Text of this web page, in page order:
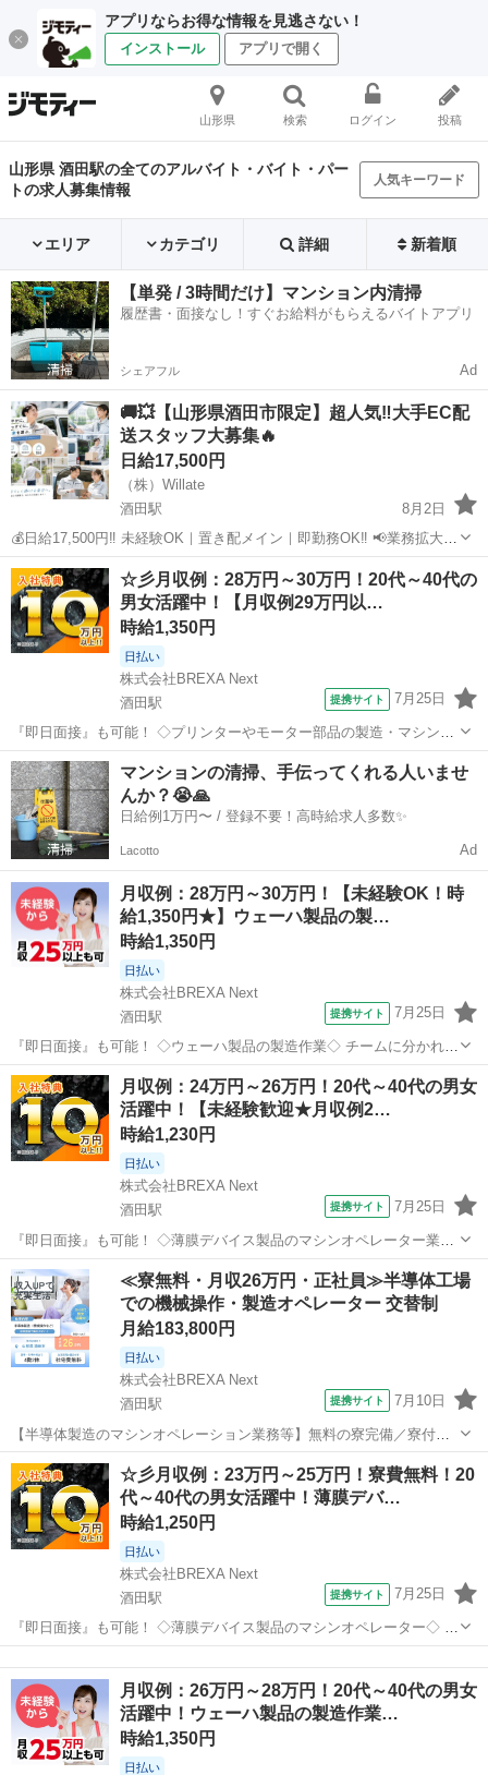
アプリならお得な情報を見逃さない！
インストール アプリで開く
山形県 検索 ログイン 投稿
山形県 酒田駅の全てのアルバイト・バイト・パー
トの求人募集情報
人気キーワード
エリア カテゴリ 詳細 新着順
【単発 / 3時間だけ】マンション内清掃
履歴書・面接なし！すぐお給料がもらえるバイトアプリ
シェアフル Ad
🚚💥【山形県酒田市限定】超人気‼大手EC配
送スタッフ大募集🔥
日給17,500円
（株）Willate
酒田駅
8月2日
💰日給17,500円‼ 未経験OK｜置き配メイン｜即勤務OK‼ 📢業務拡大に
つき大量募集！ 「今よりもっと稼ぎたい！」 「未経験でも高収入を目
指したい！」 そんなあなたにピッタリのお仕事です！ 大手ECサイト
の商品を...
山形 酒田市 酒田駅 置き配
☆彡月収例：28万円～30万円！20代～40代の
男女活躍中！【月収例29万円以…
時給1,350円
日払い
株式会社BREXA Next
酒田駅
提携サイト 7月25日
『即日面接』も可能！ ◇プリンターやモーター部品の製造・マシンオ
ペレーター業務◇ 【精密部品組立製造】 ・実装作業 ・組立作業 ・洗
浄作業 ・検査作業 ・梱包作業 ※一部クリーンルーム外の作業あり
【組立】 ・外販・A...
山形 酒田市 工場
マンションの清掃、手伝ってくれる人いませ
んか？😭🙏
日給例1万円〜 / 登録不要！高時給求人多数✨
Lacotto Ad
月収例：28万円～30万円！【未経験OK！時
給1,350円★】ウェーハ製品の製…
時給1,350円
日払い
株式会社BREXA Next
酒田駅
提携サイト 7月25日
『即日面接』も可能！ ◇ウェーハ製品の製造作業◇ チームに分かれて
作業いただきます！ 【S製品チーム】 6インチ半導体製造にかかわる
マシンオペレーション業務、付帯する設備点検業務 【T製品チーム】
8インチ半導体製造に...
山形 酒田市 酒田駅 工場
月収例：24万円～26万円！20代～40代の男女
活躍中！【未経験歓迎★月収例2…
時給1,230円
日払い
株式会社BREXA Next
酒田駅
提携サイト 7月25日
『即日面接』も可能！ ◇薄膜デバイス製品のマシンオペレーター業務
◇ ①スマホ向け薄膜デバイス製品のマシンオペレーター・点検作業及
びエラー解除業務です。 工程により業務内容が違いますが、2～5台の
複数台の設備を最終的には担...
山形 酒田市 酒田駅 工場
≪寮無料・月収26万円・正社員≫半導体工場
での機械操作・製造オペレーター 交替制
月給183,800円
日払い
株式会社BREXA Next
酒田駅
提携サイト 7月10日
【半導体製造のマシンオペレーション業務等】無料の寮完備／寮付近
から工場まで送迎あり◎／1食260円～格安食堂利用可★ 人気の工場の
お仕事 ◇半導体製造のマシンオペレーション業務等◇ ■FT製造チーム
一チーム⇒フレキシブ...
山形 酒田市 酒田駅 その他
☆彡月収例：23万円～25万円！寮費無料！20
代～40代の男女活躍中！薄膜デバ…
時給1,250円
日払い
株式会社BREXA Next
酒田駅
提携サイト 7月25日
『即日面接』も可能！ ◇薄膜デバイス製品のマシンオペレーター◇ ス
マホ向け薄膜デバイス製品のマシンオペレーター・点検作業及びエラ
ー解除業務です。 工程により業務内容が違いますが、2～5台の複数台
の設備を最終的には担当しま...月収例：26万円～28万円！20代～40代の男女
活躍中！ウェーハ製品の製造作業…
時給1,350円
日払い